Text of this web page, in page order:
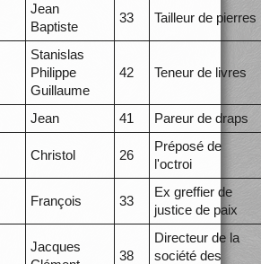
Jean
Baptiste
33 Tailleur de pierres
Stanislas
Philippe
Guillaume
42 Teneur de livres
Jean 41 Pareur de draps
Christol 26
Préposé de
l'octroi
François 33
Ex greffier de
justice de paix
Jacques
38
Directeur de la
société des